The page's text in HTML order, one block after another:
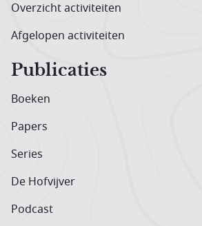
Overzicht activiteiten
Afgelopen activiteiten
Publicaties
Boeken
Papers
Series
De Hofvijver
Podcast